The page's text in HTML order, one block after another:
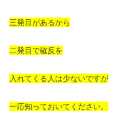
三発目があるから
二発目で確反を
入れてくる人は少ないですが
一応知っておいてください。